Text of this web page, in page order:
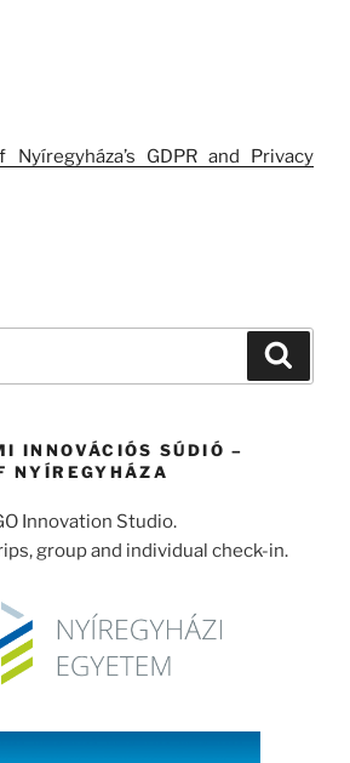
GDPR and Privacy
INNOVÁCIÓS SÚDIÓ –
NYÍREGYHÁZA
Innovation Studio.
group and individual check-in.